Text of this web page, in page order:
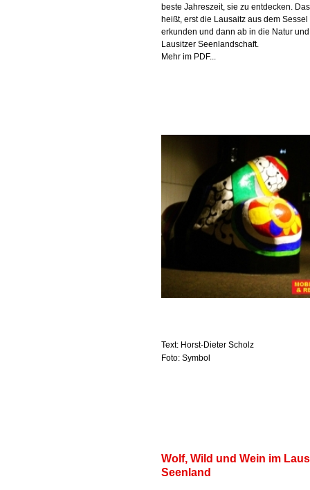
beste Jahreszeit, sie zu entdecken.
heißt, erst die Lausaitz aus dem Sessel
erkunden und dann ab in die Natur
Lausitzer Seenlandschaft.
Mehr im PDF...
Text: Horst-Dieter Scholz
Foto: Symbol
Wolf, Wild und Wein im
Seenland